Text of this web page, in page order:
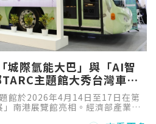
城際氫能大巴」與「AI智
主題館大秀台灣車電
館於2026年4月14日至17日在第
南港展覽館亮相。經濟部產業技